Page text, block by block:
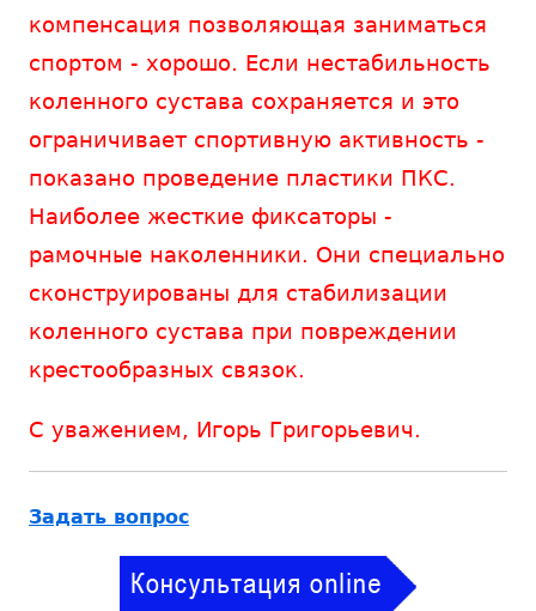
компенсация позволяющая заниматься
спортом - хорошо. Если нестабильность
коленного сустава сохраняется и это
ограничивает спортивную активность -
показано проведение пластики ПКС.
Наиболее жесткие фиксаторы -
рамочные наколенники. Они специально
сконструированы для стабилизации
коленного сустава при повреждении
крестообразных связок.
С уважением, Игорь Григорьевич.
Задать вопрос